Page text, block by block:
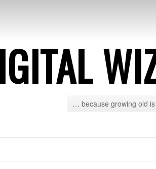
… because growing old